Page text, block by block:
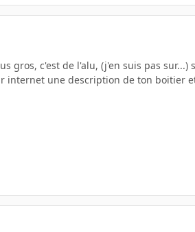
gros, c'est de l'alu, (j'en suis pas sur...)
internet une description de ton boitier